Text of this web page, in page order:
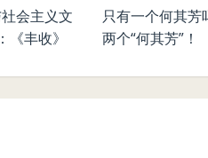
会主义文
丰收》
只有一个何其
两个“何其芳”！